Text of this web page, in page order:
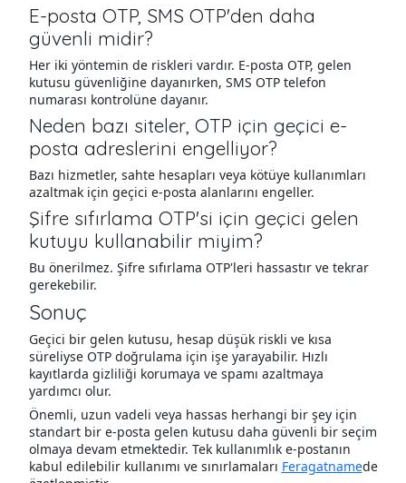
E-posta OTP, SMS OTP'den daha
güvenli midir?
Her iki yöntemin de riskleri vardır. E-posta OTP, gelen
kutusu güvenliğine dayanırken, SMS OTP telefon
numarası kontrolüne dayanır.
Neden bazı siteler, OTP için geçici e-
posta adreslerini engelliyor?
Bazı hizmetler, sahte hesapları veya kötüye kullanımları
azaltmak için geçici e-posta alanlarını engeller.
Şifre sıfırlama OTP'si için geçici gelen
kutuyu kullanabilir miyim?
Bu önerilmez. Şifre sıfırlama OTP'leri hassastır ve tekrar
gerekebilir.
Sonuç
Geçici bir gelen kutusu, hesap düşük riskli ve kısa
süreliyse OTP doğrulama için işe yarayabilir. Hızlı
kayıtlarda gizliliği korumaya ve spamı azaltmaya
yardımcı olur.
Önemli, uzun vadeli veya hassas herhangi bir şey için
standart bir e-posta gelen kutusu daha güvenli bir seçim
olmaya devam etmektedir. Tek kullanımlık e-postanın
kabul edilebilir kullanımı ve sınırlamaları Feragatnamede